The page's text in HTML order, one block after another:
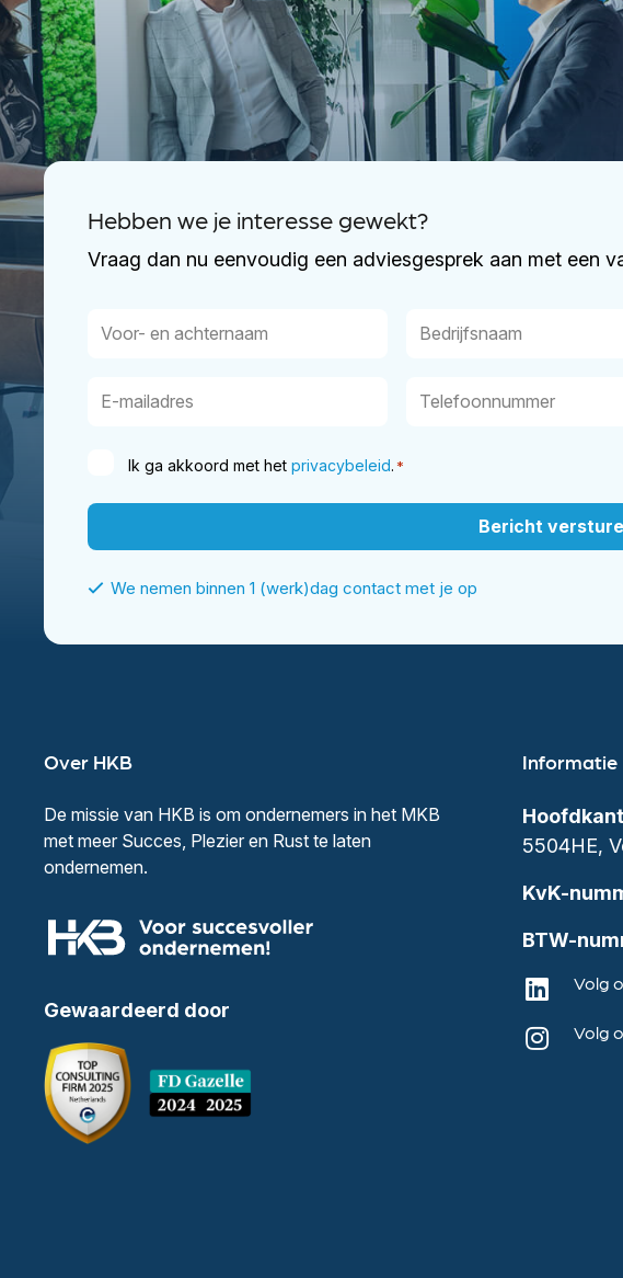
Hebben we je interesse gewekt?
Vraag dan nu eenvoudig een adviesgesprek aan met een
Ik ga akkoord met het privacybeleid. *
We nemen binnen 1 (werk)dag contact met je op
Over HKB
De missie van HKB is om ondernemers in het MKB
met meer Succes, Plezier en Rust te laten
ondernemen.
Gewaardeerd door
Informatie
5504HE,
KvK-
BTW-
Volg
Volg